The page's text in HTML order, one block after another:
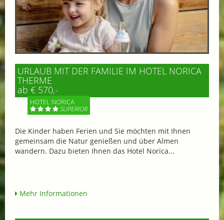
URLAUB MIT DER FAMILIE IM HOTEL NORICA
THERME
ab € 570,-
HOTEL NORICA
SUPERIOR
Die Kinder haben Ferien und Sie möchten mit Ihnen
gemeinsam die Natur genießen und über Almen
wandern. Dazu bieten Ihnen das Hotel Norica...
Mehr Informationen